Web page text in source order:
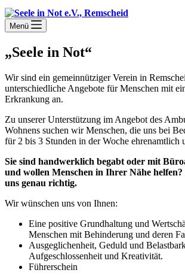
Menü
„Seele in Not“
Wir sind ein gemeinnütziger Verein in
unterschiedliche Angebote für Menschen mit
Erkrankung an.
Zu unserer Unterstützung im Angebot des
Wohnens suchen wir Menschen, die uns bei
für 2 bis 3 Stunden in der Woche ehrenamtlich
Sie sind handwerklich begabt oder mit
und wollen Menschen in Ihrer Nähe helfen?
uns genau richtig.
Wir wünschen uns von Ihnen:
Eine positive Grundhaltung und
Menschen mit Behinderung und deren
Ausgeglichenheit, Geduld und
Aufgeschlossenheit und Kreativität.
Führerschein